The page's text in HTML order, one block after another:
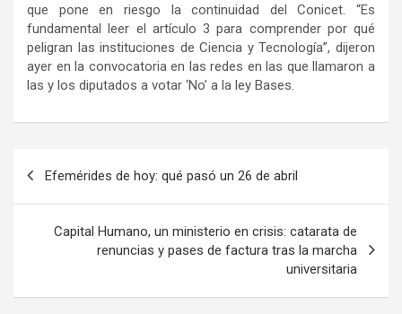
que pone en riesgo la continuidad del Conicet. “Es
fundamental leer el artículo 3 para comprender por qué
peligran las instituciones de Ciencia y Tecnología”, dijeron
ayer en la convocatoria en las redes en las que llamaron a
las y los diputados a votar ‘No’ a la ley Bases.
Efemérides de hoy: qué pasó un 26 de abril
Capital Humano, un ministerio en crisis: catarata de
renuncias y pases de factura tras la marcha
universitaria